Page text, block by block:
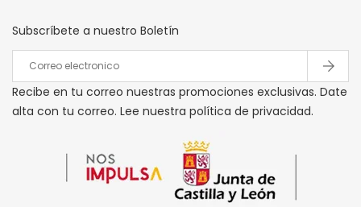
Subscríbete a nuestro Boletín
Recibe en tu correo nuestras promociones exclusivas. Date
alta con tu correo. Lee nuestra política de privacidad.